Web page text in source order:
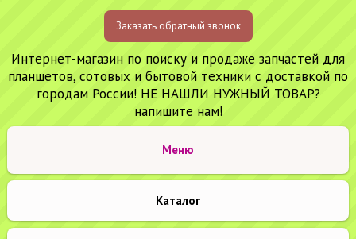
Заказать обратный звонок
Интернет-магазин по поиску и продаже запчастей для
планшетов, сотовых и бытовой техники с доставкой по
городам России! НЕ НАШЛИ НУЖНЫЙ ТОВАР?
напишите нам!
Каталог